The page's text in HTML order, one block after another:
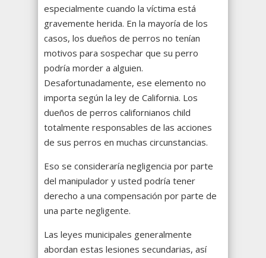
especialmente cuando la víctima está
gravemente herida. En la mayoría de los
casos, los dueños de perros no tenían
motivos para sospechar que su perro
podría morder a alguien.
Desafortunadamente, ese elemento no
importa según la ley de California. Los
dueños de perros californianos child
totalmente responsables de las acciones
de sus perros en muchas circunstancias.
Eso se consideraría negligencia por parte
del manipulador y usted podría tener
derecho a una compensación por parte de
una parte negligente.
Las leyes municipales generalmente
abordan estas lesiones secundarias, así